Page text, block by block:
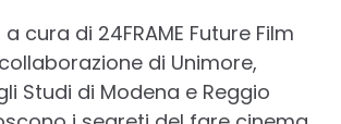
cura di 24FRAME Future Film
di Unimore,
Studi di Modena e Reggio